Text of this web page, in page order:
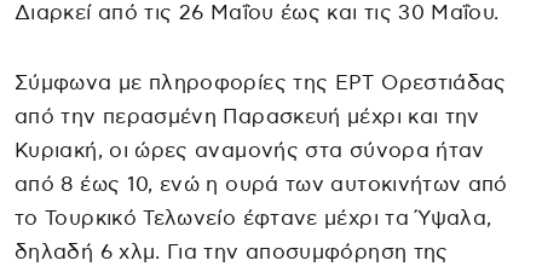
Διαρκεί από τις 26 Μαΐου έως και τις 30 Μαΐου.
Σύμφωνα με πληροφορίες της ΕΡΤ Ορεστιάδας
από την περασμένη Παρασκευή μέχρι και την
Κυριακή, οι ώρες αναμονής στα σύνορα ήταν
από 8 έως 10, ενώ η ουρά των αυτοκινήτων από
το Τουρκικό Τελωνείο έφτανε μέχρι τα Ύψαλα,
δηλαδή 6 χλμ. Για την αποσυμφόρηση της